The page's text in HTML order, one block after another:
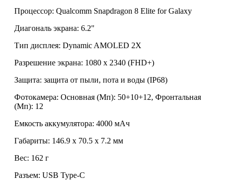
Процессор: Qualcomm Snapdragon 8 Elite for Galaxy
Диагональ экрана: 6.2"
Тип дисплея: Dynamic AMOLED 2X
Разрешение экрана: 1080 x 2340 (FHD+)
Защита: защита от пыли, пота и воды (IP68)
Фотокамера: Основная (Мп): 50+10+12, Фронтальная
(Мп): 12
Емкость аккумулятора: 4000 мАч
Габариты: 146.9 x 70.5 x 7.2 мм
Вес: 162 г
Разъем: USB Type-C